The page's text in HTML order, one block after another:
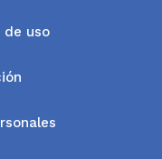
de uso